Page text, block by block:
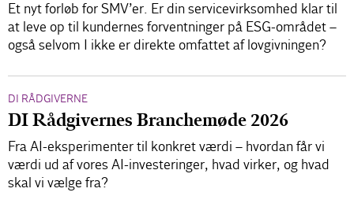
Et nyt forløb for SMV’er. Er din servicevirksomhed klar til
at leve op til kundernes forventninger på ESG-området –
også selvom I ikke er direkte omfattet af lovgivningen?
DI RÅDGIVERNE
DI Rådgivernes Branchemøde 2026
Fra AI-eksperimenter til konkret værdi – hvordan får vi
værdi ud af vores AI-investeringer, hvad virker, og hvad
skal vi vælge fra?